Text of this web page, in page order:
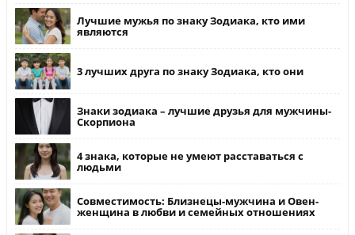
Лучшие мужья по знаку Зодиака, кто ими
являются
3 лучших друга по знаку Зодиака, кто они
Знаки зодиака – лучшие друзья для мужчины-
Скорпиона
4 знака, которые не умеют расставаться с
людьми
Совместимость: Близнецы-мужчина и Овен-
женщина в любви и семейных отношениях